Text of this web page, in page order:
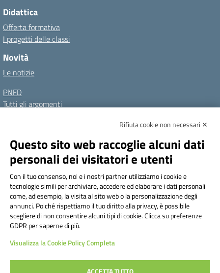
Didattica
Offerta formativa
I progetti delle classi
Novità
Le notizie
PNFD
Tutti gli argomenti
Albo online
Dichiarazione di accessibilitàNote legali
Seguici su:
Indirizzo: Via Frattini 11, Torino
Centralino: 011 3099128 Email:tois003003@istruzione.it
Posta elettronica certificata (PEC):tois003003@pec.istruzione.it
Codice fiscale: 80090800014
Codice meccanografico:TOIS003003
Rifiuta cookie non necessari ✕
Questo sito web raccoglie alcuni dati
personali dei visitatori e utenti
Con il tuo consenso, noi e i nostri partner utilizziamo i cookie e
tecnologie simili per archiviare, accedere ed elaborare i dati personali
come, ad esempio, la visita al sito web o la personalizzazione degli
annunci. Poiché rispettiamo il tuo diritto alla privacy, è possibile
scegliere di non consentire alcuni tipi di cookie. Clicca su preferenze
GDPR per saperne di più.
Visualizza la Cookie Policy Completa